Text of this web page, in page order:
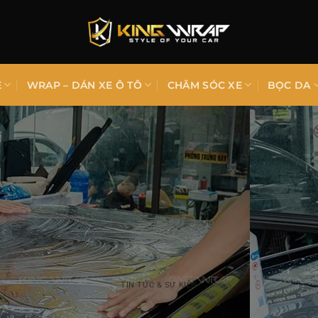
WRAP – DÁN XE Ô TÔ CHĂM SÓC XE BỌC DA
TIN TỨC & SỰ KIỆN
Dán phim tráng gương VF9